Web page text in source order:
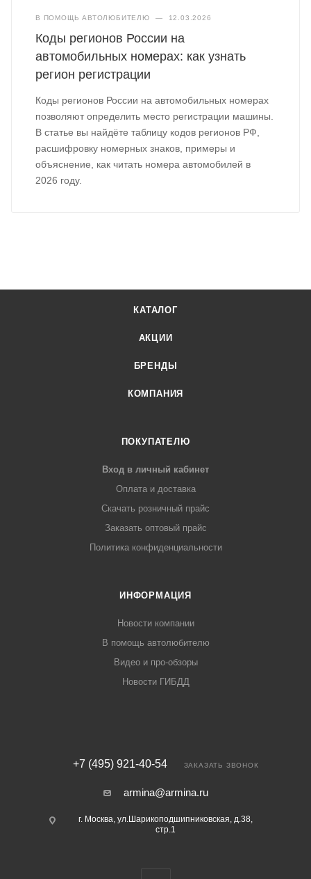
В ПОМОЩЬ АВТОЛЮБИТЕЛЮ — 12.03.2026
Коды регионов России на
автомобильных номерах: как узнать
регион регистрации
Коды регионов России на автомобильных номерах
позволяют определить место регистрации машины.
В статье вы найдёте таблицу кодов регионов РФ,
расшифровку номерных знаков, примеры и
объяснение, как читать номера автомобилей в
2026 году.
КАТАЛОГ
АКЦИИ
БРЕНДЫ
КОМПАНИЯ
ПОКУПАТЕЛЮ
Вход в личный кабинет
Оплата и доставка
Скачать розничный прайс
Заказать оптовый прайс
Политика конфиденциальности
ИНФОРМАЦИЯ
Новости компании
В помощь автолюбителю
Видео и про-обзоры
Новости ГИБДД
+7 (495) 921-40-54 ЗАКАЗАТЬ ЗВОНОК
armina@armina.ru
г. Москва, ул.Шарикоподшипниковская, д.38,
стр.1